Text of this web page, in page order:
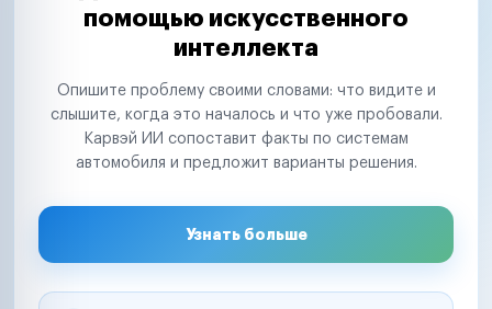
помощью искусственного
интеллекта
Опишите проблему своими словами: что видите и
слышите, когда это началось и что уже пробовали.
Карвэй ИИ сопоставит факты по системам
автомобиля и предложит варианты решения.
Узнать больше